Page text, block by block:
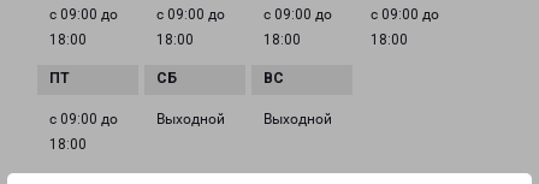
с 09:00 до
18:00
с 09:00 до
18:00
с 09:00 до
18:00
с 09:00 до
18:00
с 09:00 до
18:00
Выходной Выходной